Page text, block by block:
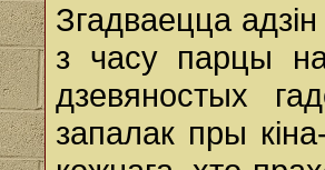
Згадваецца
з часу парцы на
дзевяностых
запалак пры